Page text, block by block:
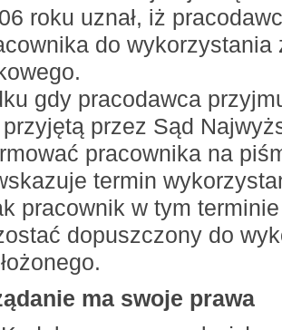
roku uznał, iż
do wykorzystania
gdy pracodawca
przez Sąd
pracownika na
termin
pracownik w tym
dopuszczony do
ma swoje prawa